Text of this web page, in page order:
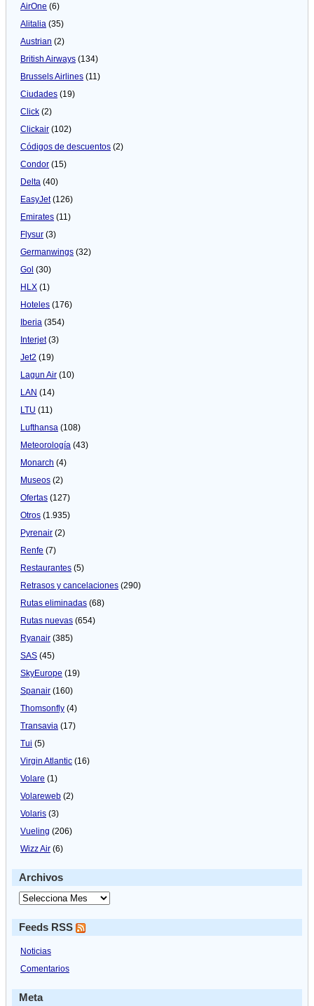
AirOne (6)
Alitalia (35)
Austrian (2)
British Airways (134)
Brussels Airlines (11)
Ciudades (19)
Click (2)
Clickair (102)
Códigos de descuentos (2)
Condor (15)
Delta (40)
EasyJet(126)
Emirates (11)
Flysur (3)
Germanwings (32)
Gol (30)
HLX (1)
Hoteles (176)
Iberia (354)
Interjet(3)
Jet2 (19)
Lagun Air (10)
LAN (14)
LTU (11)
Lufthansa (108)
Meteorologí­a (43)
Monarch (4)
Museos (2)
Ofertas (127)
Otros (1.935)
Pyrenair (2)
Renfe (7)
Restaurantes (5)
Retrasos y cancelaciones (290)
Rutas eliminadas (68)
Rutas nuevas (654)
Ryanair (385)
SAS (45)
SkyEurope (19)
Spanair (160)
Thomsonfly (4)
Transavia (17)
Tui (5)
Virgin Atlantic (16)
Volare (1)
Volareweb (2)
Volaris (3)
Vueling (206)
Wizz Air (6)
Archivos
Feeds RSS
Noticias
Comentarios
Meta